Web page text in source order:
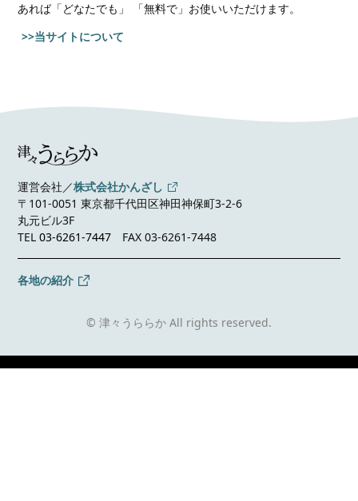
あれば「どなたでも」 「無料で」お使いいただけます。
>>当サイトについて
運営会社／株式会社かんざし
〒101-0051 東京都千代田区神田神保町3-2-6
丸元ビル3F
TEL03-6261-7447 FAX 03-6261-7448
各地の紹介
© 津々うららか All rights reserved.